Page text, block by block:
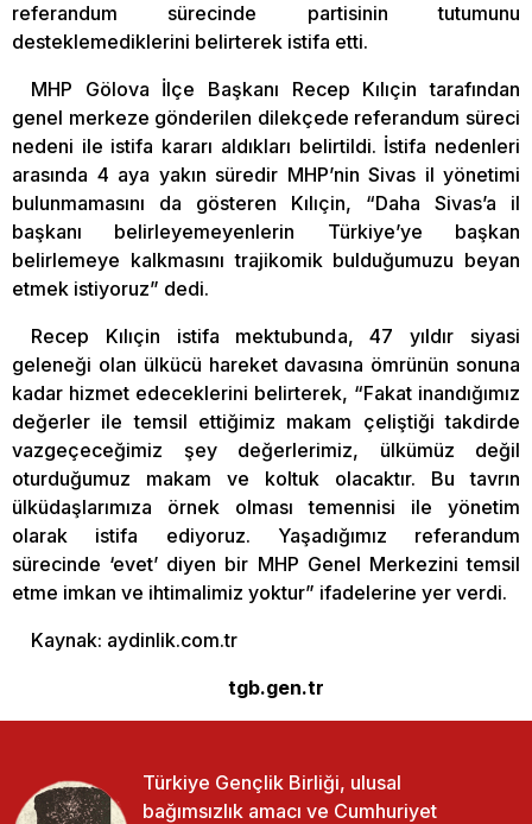
referandum sürecinde partisinin tutumunu
desteklemediklerini belirterek istifa etti.
MHP Gölova İlçe Başkanı Recep Kılıçin tarafından
genel merkeze gönderilen dilekçede referandum süreci
nedeni ile istifa kararı aldıkları belirtildi. İstifa nedenleri
arasında 4 aya yakın süredir MHP’nin Sivas il yönetimi
bulunmamasını da gösteren Kılıçin, “Daha Sivas’a il
başkanı belirleyemeyenlerin Türkiye’ye başkan
belirlemeye kalkmasını trajikomik bulduğumuzu beyan
etmek istiyoruz” dedi.
Recep Kılıçin istifa mektubunda, 47 yıldır siyasi
geleneği olan ülkücü hareket davasına ömrünün sonuna
kadar hizmet edeceklerini belirterek, “Fakat inandığımız
değerler ile temsil ettiğimiz makam çeliştiği takdirde
vazgeçeceğimiz şey değerlerimiz, ülkümüz değil
oturduğumuz makam ve koltuk olacaktır. Bu tavrın
ülküdaşlarımıza örnek olması temennisi ile yönetim
olarak istifa ediyoruz. Yaşadığımız referandum
sürecinde ‘evet’ diyen bir MHP Genel Merkezini temsil
etme imkan ve ihtimalimiz yoktur” ifadelerine yer verdi.
Kaynak: aydinlik.com.tr
tgb.gen.tr
Türkiye Gençlik Birliği, ulusal
bağımsızlık amacı ve Cumhuriyet